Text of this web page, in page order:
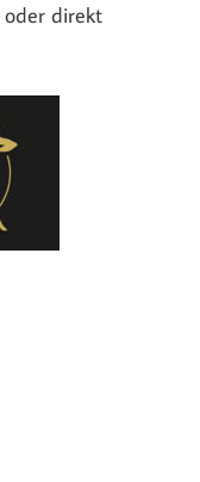
oder direkt